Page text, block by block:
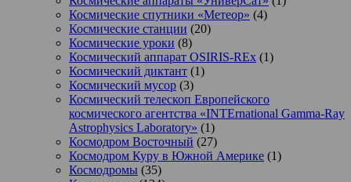
Космические спутники «Метеор» (4)
Космические станции (20)
Космические уроки (8)
Космический аппарат OSIRIS-REx (1)
Космический диктант (1)
Космический мусор (3)
Космический телескоп Европейского
космического агентства «INTErnational Gamma-Ray
Astrophysics Laboratory» (1)
Космодром Восточный (27)
Космодром Куру в Южной Америке (1)
Космодромы (35)